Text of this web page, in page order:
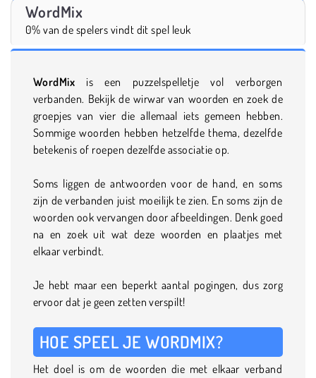
WordMix
0% van de spelers vindt dit spel leuk
WordMix is een puzzelspelletje vol verborgen
verbanden. Bekijk de wirwar van woorden en zoek de
groepjes van vier die allemaal iets gemeen hebben.
Sommige woorden hebben hetzelfde thema, dezelfde
betekenis of roepen dezelfde associatie op.
Soms liggen de antwoorden voor de hand, en soms
zijn de verbanden juist moeilijk te zien. En soms zijn de
woorden ook vervangen door afbeeldingen. Denk goed
na en zoek uit wat deze woorden en plaatjes met
elkaar verbindt.
Je hebt maar een beperkt aantal pogingen, dus zorg
ervoor dat je geen zetten verspilt!
HOE SPEEL JE WORDMIX?
Het doel is om de woorden die met elkaar verband